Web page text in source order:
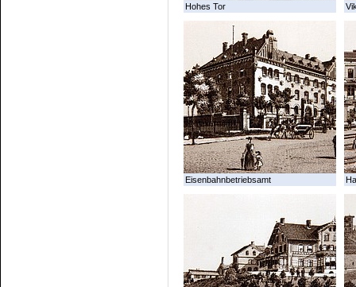
Hohes Tor
Eisenbahnbetriebsamt